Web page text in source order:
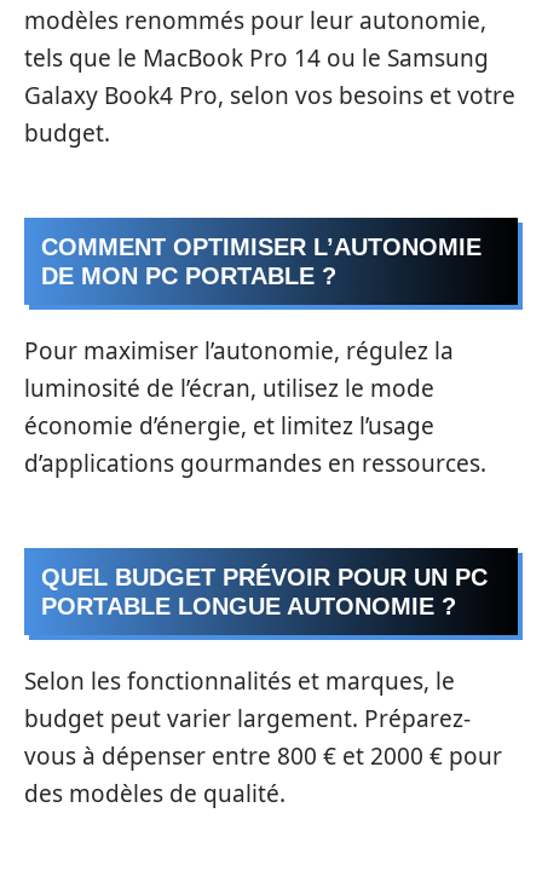
modèles renommés pour leur autonomie,
tels que le MacBook Pro 14 ou le Samsung
Galaxy Book4 Pro, selon vos besoins et votre
budget.
COMMENT OPTIMISER L’AUTONOMIE
DE MON PC PORTABLE ?
Pour maximiser l’autonomie, régulez la
luminosité de l’écran, utilisez le mode
économie d’énergie, et limitez l’usage
d’applications gourmandes en ressources.
QUEL BUDGET PRÉVOIR POUR UN PC
PORTABLE LONGUE AUTONOMIE ?
Selon les fonctionnalités et marques, le
budget peut varier largement. Préparez-
vous à dépenser entre 800 € et 2000 € pour
des modèles de qualité.